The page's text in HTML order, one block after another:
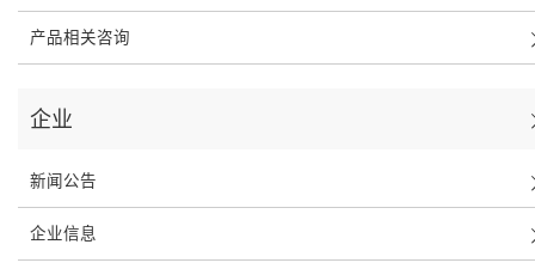
产品相关咨询
企业
新闻公告
企业信息